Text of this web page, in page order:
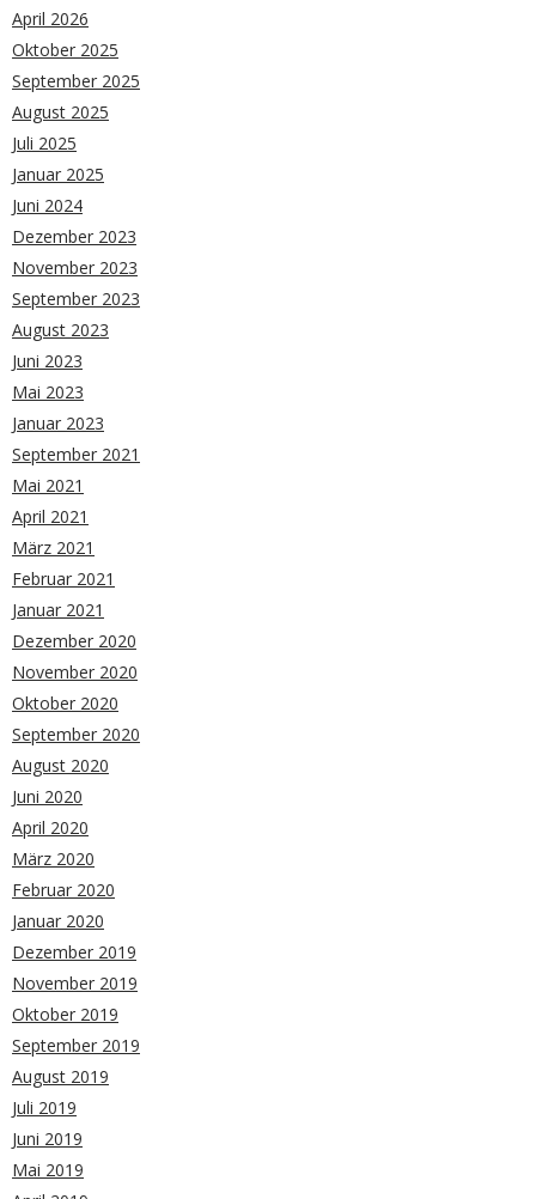
April 2026
Oktober 2025
September 2025
August 2025
Juli 2025
Januar 2025
Juni 2024
Dezember 2023
November 2023
September 2023
August 2023
Juni 2023
Mai 2023
Januar 2023
September 2021
Mai 2021
April 2021
März 2021
Februar 2021
Januar 2021
Dezember 2020
November 2020
Oktober 2020
September 2020
August 2020
Juni 2020
April 2020
März 2020
Februar 2020
Januar 2020
Dezember 2019
November 2019
Oktober 2019
September 2019
August 2019
Juli 2019
Juni 2019
Mai 2019